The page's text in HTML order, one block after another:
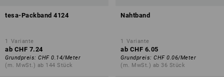
tesa-Packband 4124
1 Variante
ab CHF 7.24
Grundpreis: CHF 0.14/Meter
(m. MwSt.) ab 144 Stück
Nahtband
1 Variante
ab CHF 6.05
Grundpreis: CHF 0.06/Meter
(m. MwSt.) ab 36 Stück